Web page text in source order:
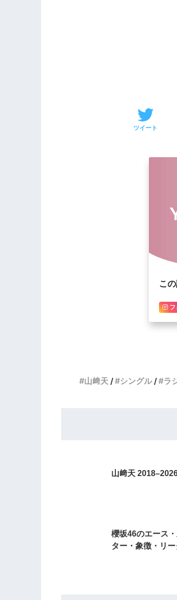
ツイート
こ
フ
山﨑天
シングル ラ
山﨑天
櫻坂46のエース
ター・象徴・リ